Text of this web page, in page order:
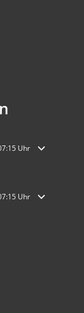
auszublenden
Uhr
auszublenden
Uhr